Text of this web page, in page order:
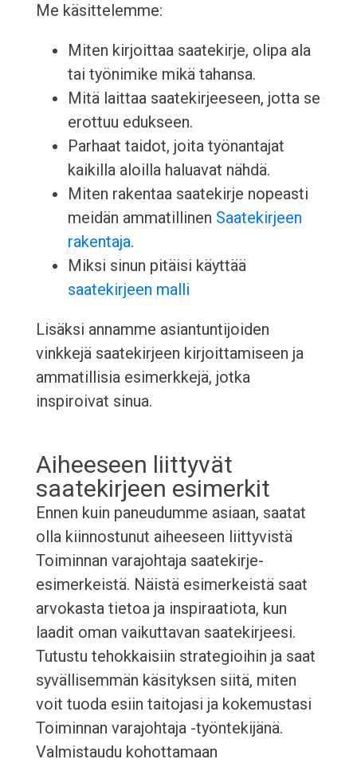
Me käsittelemme:
Miten kirjoittaa saatekirje, olipa ala
tai työnimike mikä tahansa.
Mitä laittaa saatekirjeeseen, jotta se
erottuu edukseen.
Parhaat taidot, joita työnantajat
kaikilla aloilla haluavat nähdä.
Miten rakentaa saatekirje nopeasti
meidän ammatillinen Saatekirjeen
rakentaja.
Miksi sinun pitäisi käyttää
saatekirjeen malli
Lisäksi annamme asiantuntijoiden
vinkkejä saatekirjeen kirjoittamiseen ja
ammatillisia esimerkkejä, jotka
inspiroivat sinua.
Aiheeseen liittyvät
saatekirjeen esimerkit
Ennen kuin paneudumme asiaan, saatat
olla kiinnostunut aiheeseen liittyvistä
Toiminnan varajohtaja saatekirje-
esimerkeistä. Näistä esimerkeistä saat
arvokasta tietoa ja inspiraatiota, kun
laadit oman vaikuttavan saatekirjeesi.
Tutustu tehokkaisiin strategioihin ja saat
syvällisemmän käsityksen siitä, miten
voit tuoda esiin taitojasi ja kokemustasi
Toiminnan varajohtaja -työntekijänä.
Valmistaudu kohottamaan